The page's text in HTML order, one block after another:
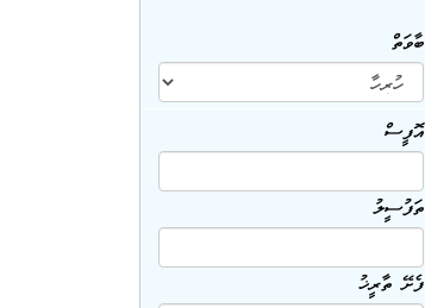
ބާވަތް
އޮފީސް
ތަފުސީލު
ފެށޭ ތާރީޚު